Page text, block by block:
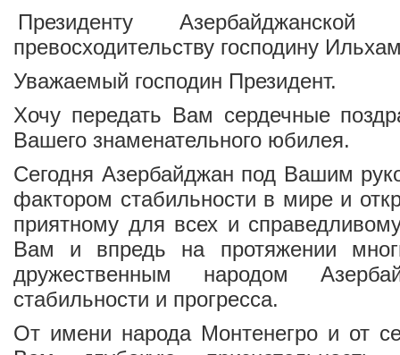
Президенту
превосходительству господину
Уважаемый господин Президент.
Хочу передать Вам сердечные
Вашего знаменательного юбилея.
Сегодня Азербайджан под Вашим
фактором стабильности в мире и
приятному для всех и
Вам и впредь на протяжении
дружественным народом
стабильности и прогресса.
От имени народа Монтенегро и от